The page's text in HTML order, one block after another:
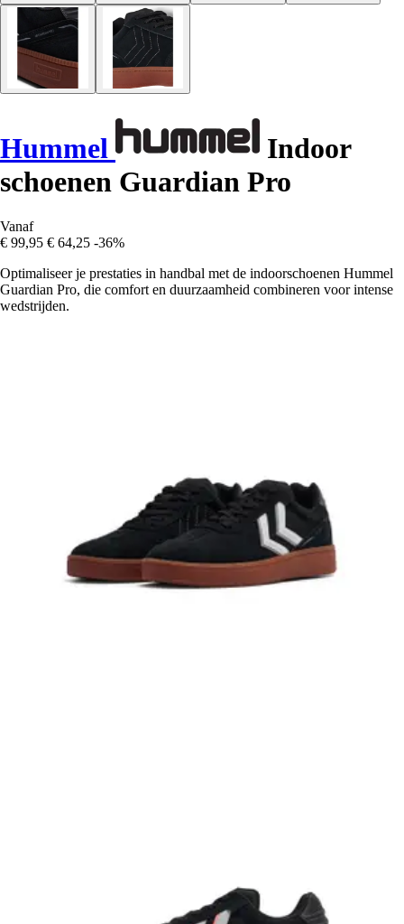
Hummel
Indoor
schoenen Guardian Pro
Vanaf
€ 99,95 € 64,25 -36%
Optimaliseer je prestaties in handbal met de indoorschoenen Hummel
Guardian Pro, die comfort en duurzaamheid combineren voor intense
wedstrijden.